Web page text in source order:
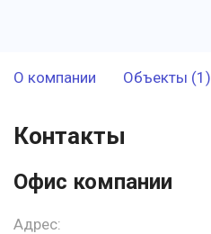
О компании Объекты (1)
Контакты
Офис компании
Адрес: